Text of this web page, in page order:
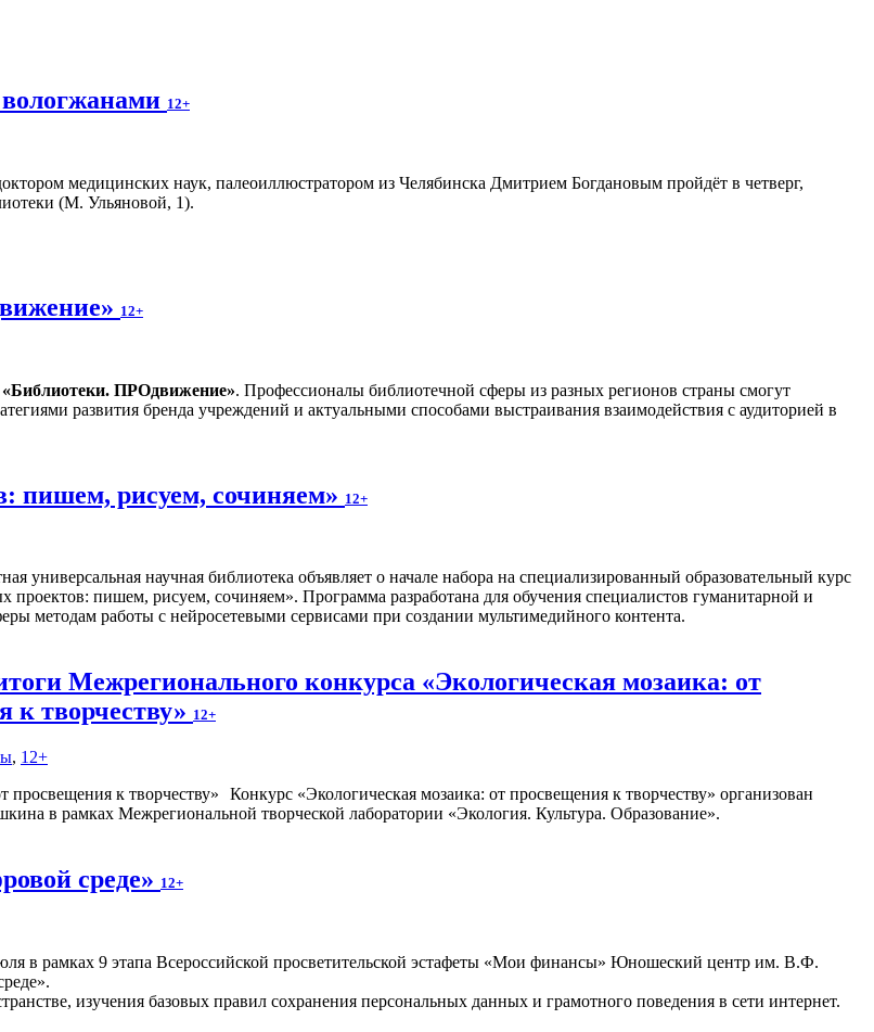
12+
медицинских наук, палеоиллюстратором из Челябинска Дмитрием Богдановым пройдёт в четверг,
(М. Ульяновой, 1).
12+
ПРОдвижение». Профессионалы библиотечной сферы из разных регионов страны смогут
развития бренда учреждений и актуальными способами выстраивания взаимодействия с аудиторией в
пишем, рисуем, сочиняем» 12+
универсальная научная библиотека объявляет о начале набора на специализированный образовательный курс
проектов: пишем, рисуем, сочиняем». Программа разработана для обучения специалистов гуманитарной и
методам работы с нейросетевыми сервисами при создании мультимедийного контента.
Межрегионального конкурса «Экологическая мозаика: от
к творчеству» 12+
, 12+
Конкурс «Экологическая мозаика: от просвещения к творчеству» организован
в рамках Межрегиональной творческой лаборатории «Экология. Культура. Образование».
среде» 12+
в рамках 9 этапа Всероссийской просветительской эстафеты «Мои финансы» Юношеский центр им. В.Ф.
изучения базовых правил сохранения персональных данных и грамотного поведения в сети интернет.